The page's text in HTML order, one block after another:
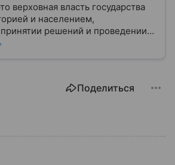
верховная власть государства
и населением,
решений и проведении
Поделиться